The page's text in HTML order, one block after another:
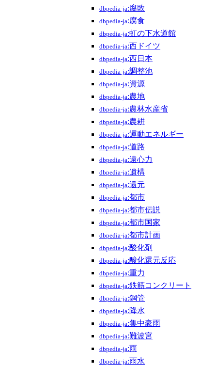
dbpedia-ja:腐敗
dbpedia-ja:腐食
dbpedia-ja:虹の下水道館
dbpedia-ja:西ドイツ
dbpedia-ja:西日本
dbpedia-ja:調整池
dbpedia-ja:資源
dbpedia-ja:農地
dbpedia-ja:農林水産省
dbpedia-ja:農耕
dbpedia-ja:運動エネルギー
dbpedia-ja:道路
dbpedia-ja:遠心力
dbpedia-ja:遺構
dbpedia-ja:還元
dbpedia-ja:都市
dbpedia-ja:都市伝説
dbpedia-ja:都市国家
dbpedia-ja:都市計画
dbpedia-ja:酸化剤
dbpedia-ja:酸化還元反応
dbpedia-ja:重力
dbpedia-ja:鉄筋コンクリート
dbpedia-ja:鋼管
dbpedia-ja:降水
dbpedia-ja:集中豪雨
dbpedia-ja:難波宮
dbpedia-ja:雨
dbpedia-ja:雨水